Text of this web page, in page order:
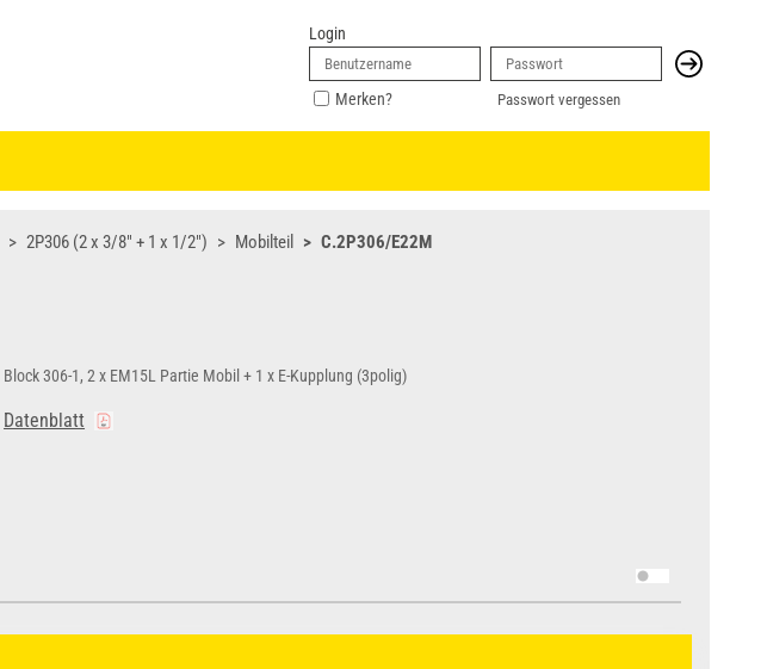
Login
Merken? Passwort vergessen
2P306 (2 x 3/8" + 1 x 1/2") Mobilteil C.2P306/E22M
Block 306-1, 2 x EM15L Partie Mobil + 1 x E-Kupplung (3polig)
Datenblatt